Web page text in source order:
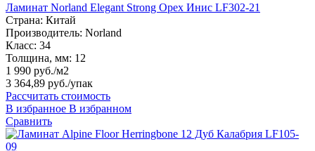
Ламинат Norland Elegant Strong Орех Инис LF302-21
Страна: Китай
Производитель: Norland
Класс: 34
Толщина, мм: 12
1 990 руб./м2
3 364,89 руб./упак
Рассчитать стоимость
В избранное В избранном
Сравнить